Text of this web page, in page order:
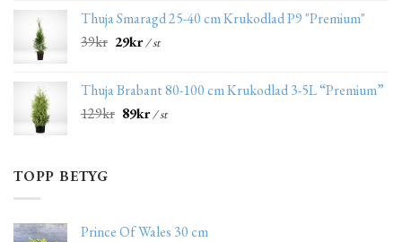
Thuja Smaragd 25-40 cm Krukodlad P9 "Premium"
39kr 29kr/ st
Thuja Brabant 80-100 cm Krukodlad 3-5L “Premium”
129kr 89kr/ st
TOPP BETYG
Prince Of Wales 30 cm